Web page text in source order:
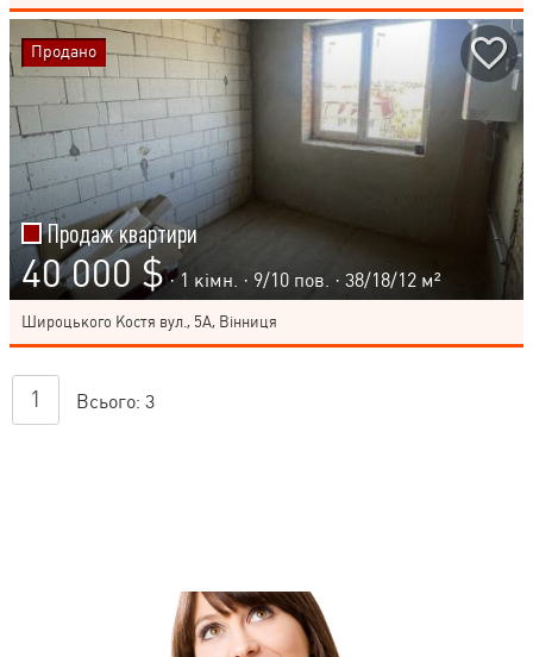
Продаж квартири
40 000 $ · 1 кімн. · 9/10 пов. · 38/18/12 м²
Широцького Костя вул., 5А, Вінниця
Продано
1 Всього: 3